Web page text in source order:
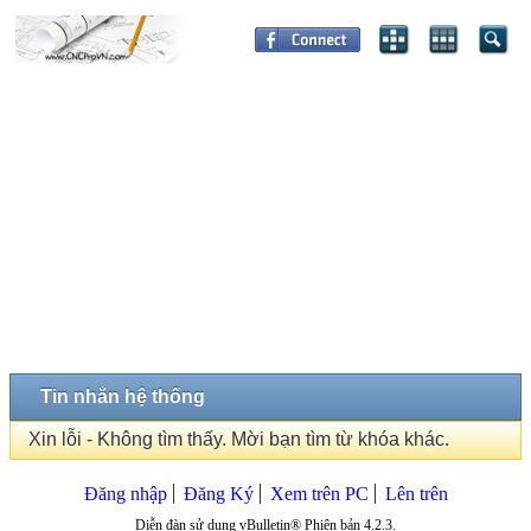
Tin nhắn hệ thống
Xin lỗi - Không tìm thấy. Mời bạn tìm từ khóa khác.
Đăng nhập Đăng Ký Xem trên PC Lên trên
Diễn đàn sử dụng vBulletin® Phiên bản 4.2.3.